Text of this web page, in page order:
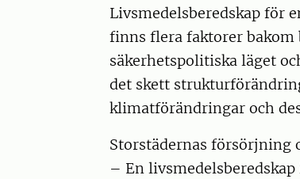
Livsmedelsberedskap för
finns flera faktorer bakom
säkerhetspolitiska läget
det skett
klimatförändringar och
Storstädernas försörjning
– En